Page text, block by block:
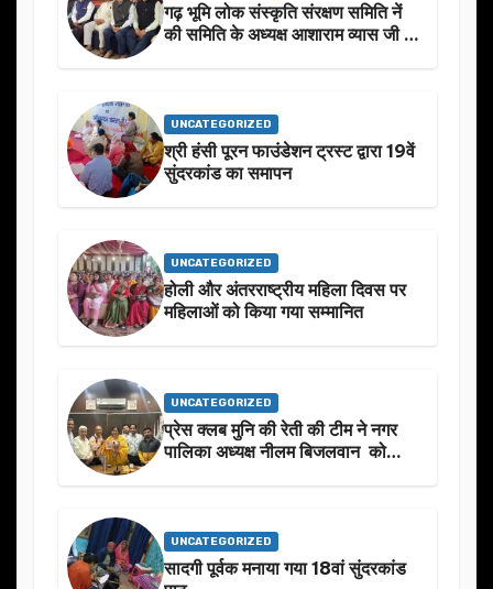
गढ़ भूमि लोक संस्कृति संरक्षण समिति नें
की समिति के अध्यक्ष आशाराम व्यास जी के
UNCATEGORIZED
श्री हंसी पूरन फाउंडेशन ट्रस्ट द्वारा 19वें
सुंदरकांड का समापन
UNCATEGORIZED
होली और अंतरराष्ट्रीय महिला दिवस पर
महिलाओं को किया गया सम्मानित
UNCATEGORIZED
प्रेस क्लब मुनि की रेती की टीम ने नगर
पालिका अध्यक्ष नीलम बिजलवान को
UNCATEGORIZED
सादगी पूर्वक मनाया गया 18वां सुंदरकांड